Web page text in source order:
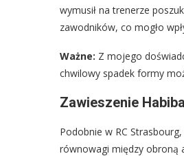
wymusił na trenerze
zawodników, co mogło
Ważne: Z mojego
chwilowy spadek formy
Zawieszenie
Podobnie w RC
równowagi między obroną